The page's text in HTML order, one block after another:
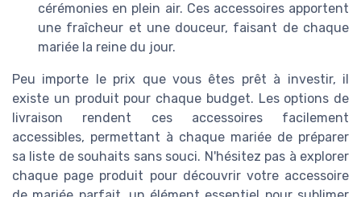
cérémonies en plein air. Ces accessoires apportent
une fraîcheur et une douceur, faisant de chaque
mariée la reine du jour.
Peu importe le prix que vous êtes prêt à investir, il
existe un produit pour chaque budget. Les options de
livraison rendent ces accessoires facilement
accessibles, permettant à chaque mariée de préparer
sa liste de souhaits sans souci. N'hésitez pas à explorer
chaque page produit pour découvrir votre accessoire